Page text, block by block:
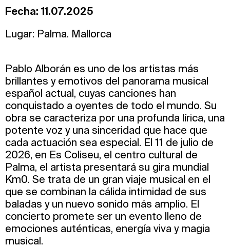
Fecha: 11.07.2025
Lugar: Palma. Mallorca
Pablo Alborán es uno de los artistas más
brillantes y emotivos del panorama musical
español actual, cuyas canciones han
conquistado a oyentes de todo el mundo. Su
obra se caracteriza por una profunda lírica, una
potente voz y una sinceridad que hace que
cada actuación sea especial. El 11 de julio de
2026, en Es Coliseu, el centro cultural de
Palma, el artista presentará su gira mundial
Km0. Se trata de un gran viaje musical en el
que se combinan la cálida intimidad de sus
baladas y un nuevo sonido más amplio. El
concierto promete ser un evento lleno de
emociones auténticas, energía viva y magia
musical.